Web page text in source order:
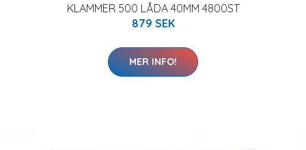
KLAMMER 500 LÅDA 40MM 4800ST
879 SEK
MER INFO!